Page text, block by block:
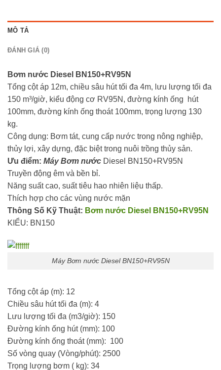
MÔ TẢ
ĐÁNH GIÁ (0)
Bơm nước Diesel BN150+RV95N
Tổng cột áp 12m, chiều sâu hút tối đa 4m, lưu lượng tối đa
150 m³/giờ, kiểu động cơ RV95N, đường kính ống hút
100mm, đường kính ống thoát 100mm, trọng lượng 130
kg.
Công dụng: Bơm tát, cung cấp nước trong nông nghiệp,
thủy lợi, xây dựng, đặc biệt trong nuôi trồng thủy sản.
Ưu điểm: Máy Bơm nước Diesel BN150+RV95N
Truyền động êm và bền bỉ.
Năng suất cao, suất tiêu hao nhiên liệu thấp.
Thích hợp cho các vùng nước mặn
Thông Số Kỹ Thuật: Bơm nước Diesel BN150+RV95N
KIỂU: BN150
Máy Bơm nước Diesel BN150+RV95N
Tổng cột áp (m): 12
Chiều sâu hút tối đa (m): 4
Lưu lượng tối đa (m3/giờ): 150
Đường kính ống hút (mm): 100
Đường kính ống thoát (mm): 100
Số vòng quay (Vòng/phút): 2500
Trọng lượng bơm ( kg): 34